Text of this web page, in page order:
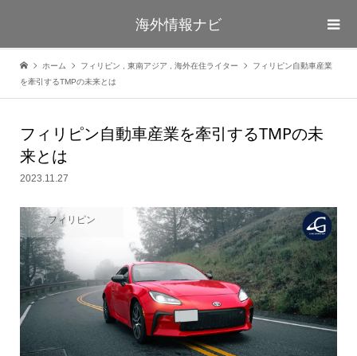
海外情報ナビ
ホーム フィリピン 東南アジア 海外在住ライター
フィリピン自動車産業
を牽引するTMPの未来とは
フィリピン自動車産業を牽引するTMPの未
来とは
2023.11.27
フィリピン